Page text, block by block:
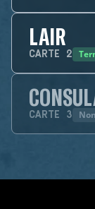
LAIR
CARTE 2
CARTE 3